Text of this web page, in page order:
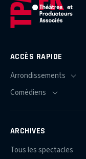
ACCÈS RAPIDE
ARCHIVES
Tous les spectacles